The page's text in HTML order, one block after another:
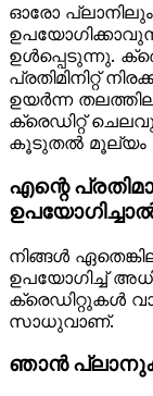
ഓരോ പ്ലാനിലും
ഉൾപ്പെടുന്നു.
പ്രതിമിനിറ്റ്
ഉയർന്ന
ക്രെഡിറ്റ്
കൂടുതൽ മൂല്യം
എന്റെ
നിങ്ങൾ
ഉപയോഗിച്ച്
ക്രെഡിറ്റുകൾ
സാധുവാണ്.
ഞാൻ